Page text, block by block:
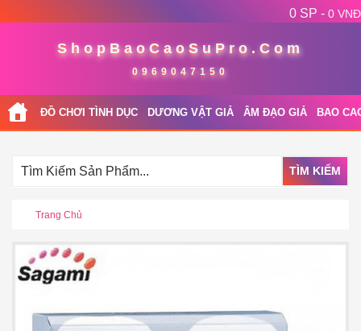
0 SP - 0 VNĐ
ShopBaoCaoSuPro.Com
0969047150
ĐỒ CHƠI TÌNH DỤC DƯƠNG VẬT GIẢ ÂM ĐẠO GIẢ BAO
TÌM KIẾM
Trang Chủ